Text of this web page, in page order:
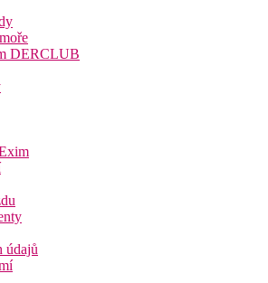
recepcí
(zdarma)
(zdarma)
a slunečníky zdarma
děti 4–12 let)
DERCLUB
údajů